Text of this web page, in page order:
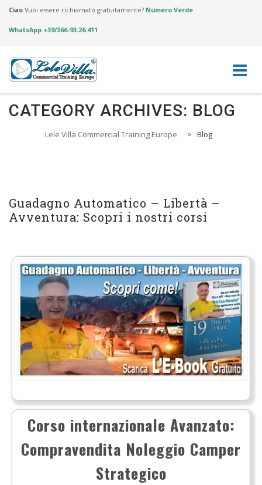
Ciao Vuoi essere richiamato gratuitamente? Numero Verde
WhatsApp +39/366-93.26.411
to
content
CATEGORY ARCHIVES: BLOG
Lele Villa Commercial Training Europe > Blog
Guadagno Automatico – Libertà –
Avventura: Scopri i nostri corsi
Corso internazionale Avanzato:
Compravendita Noleggio Camper
Strategico